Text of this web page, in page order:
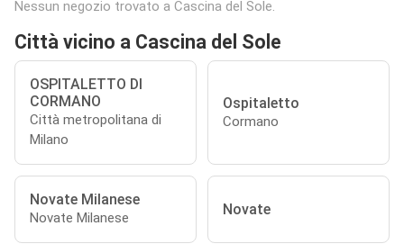
Nessun negozio trovato a Cascina del Sole.
Città vicino a Cascina del Sole
OSPITALETTO DI
CORMANO
Città metropolitana di
Milano
Ospitaletto
Cormano
Novate Milanese
Novate Milanese Novate